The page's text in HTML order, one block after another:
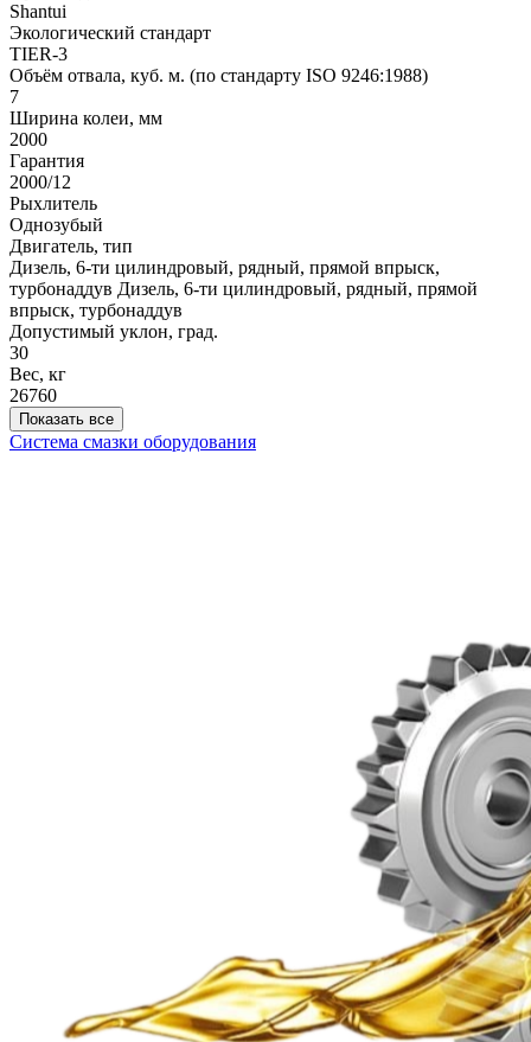
Shantui
Экологический стандарт
TIER-3
Объём отвала, куб. м. (по стандарту ISO 9246:1988)
7
Ширина колеи, мм
2000
Гарантия
2000/12
Рыхлитель
Однозубый
Двигатель, тип
Дизель, 6-ти цилиндровый, рядный, прямой впрыск,
турбонаддув Дизель, 6-ти цилиндровый, рядный, прямой
впрыск, турбонаддув
Допустимый уклон, град.
30
Вес, кг
26760
Показать все
Система смазки оборудования